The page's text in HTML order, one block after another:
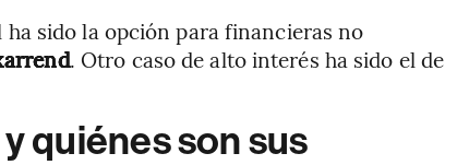
sido la opción para financieras no
. Otro caso de alto interés ha sido el de
quiénes son sus